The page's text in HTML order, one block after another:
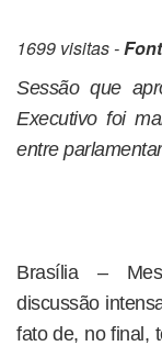
1699 visitas -
Sessão que
Executivo foi
entre
Brasília –
discussão
fato de, no final,